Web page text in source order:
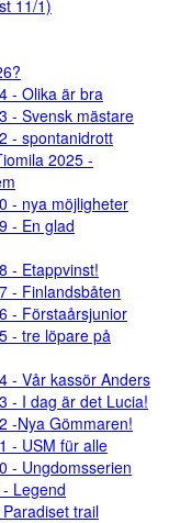
11/1)
- Olika är bra
- Svensk mästare
- spontanidrott
2025 -
- nya möjligheter
- En glad
- Etappvinst!
- Finlandsbåten
- Förstaårsjunior
- tre löpare på
- Vår kassör Anders
- I dag är det Lucia!
-Nya Gömmaren!
- USM für alle
- Ungdomsserien
Legend
trail